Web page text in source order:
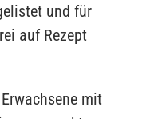
und für
auf Rezept
mit